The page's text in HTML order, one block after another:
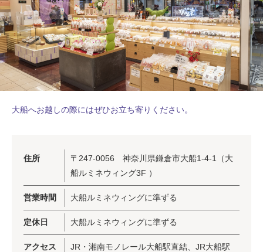
大船へお越しの際にはぜひお立ち寄りください。
住所
〒247-0056 神奈川県鎌倉市大船1-4-1（大
船ルミネウィング3F ）
営業時間 大船ルミネウィングに準ずる
定休日 大船ルミネウィングに準ずる
アクセス
JR・湘南モノレール大船駅直結、JR大船駅